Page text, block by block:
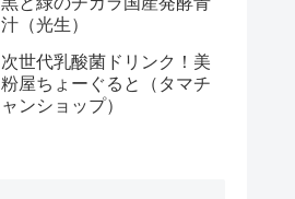
汁（光生）
次世代乳酸菌ドリンク！美
粉屋ちょーぐると（タマチ
ャンショップ）